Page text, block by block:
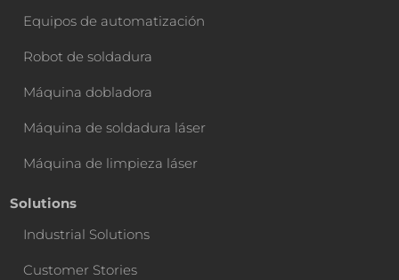
Equipos de automatización
Robot de soldadura
Máquina dobladora
Máquina de soldadura láser
Máquina de limpieza láser
Solutions
Industrial Solutions
Customer Stories